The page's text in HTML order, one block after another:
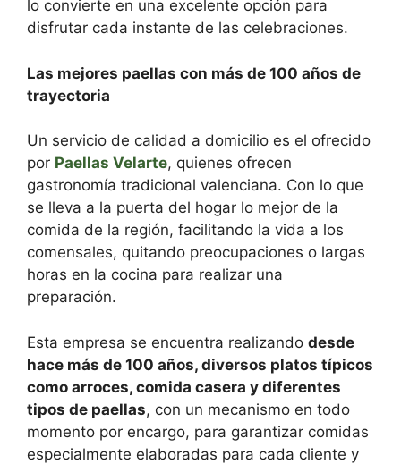
lo convierte en una excelente opción para
disfrutar cada instante de las celebraciones.
Las mejores paellas con más de 100 años de
trayectoria
Un servicio de calidad a domicilio es el ofrecido
por Paellas Velarte, quienes ofrecen
gastronomía tradicional valenciana. Con lo que
se lleva a la puerta del hogar lo mejor de la
comida de la región, facilitando la vida a los
comensales, quitando preocupaciones o largas
horas en la cocina para realizar una
preparación.
Esta empresa se encuentra realizando desde
hace más de 100 años, diversos platos típicos
como arroces, comida casera y diferentes
tipos de paellas, con un mecanismo en todo
momento por encargo, para garantizar comidas
especialmente elaboradas para cada cliente y